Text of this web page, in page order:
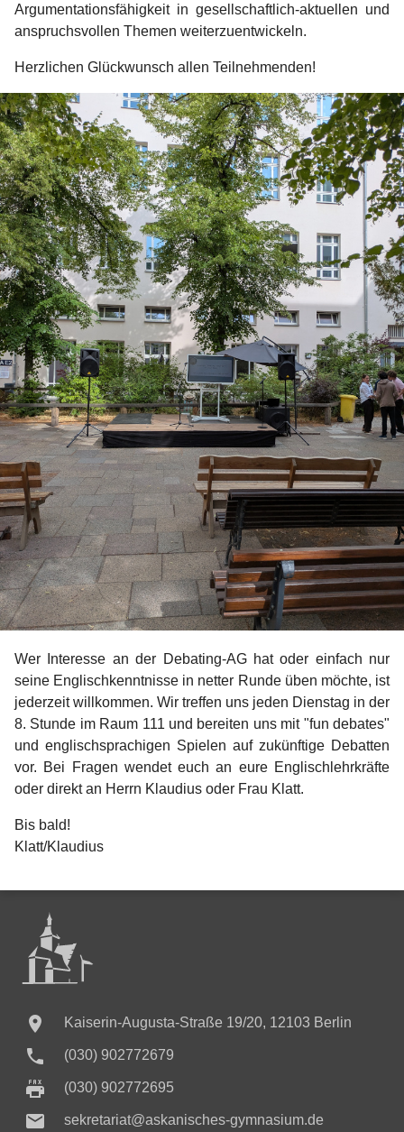
Argumentationsfähigkeit in gesellschaftlich-aktuellen und
anspruchsvollen Themen weiterzuentwickeln.
Herzlichen Glückwunsch allen Teilnehmenden!
Wer Interesse an der Debating-AG hat oder einfach nur
seine Englischkenntnisse in netter Runde üben möchte, ist
jederzeit willkommen. Wir treffen uns jeden Dienstag in der
8. Stunde im Raum 111 und bereiten uns mit "fun debates"
und englischsprachigen Spielen auf zukünftige Debatten
vor. Bei Fragen wendet euch an eure Englischlehrkräfte
oder direkt an Herrn Klaudius oder Frau Klatt.
Bis bald!
Klatt/Klaudius
 Kaiserin-Augusta-Straße 19/20, 12103 Berlin
 (030) 902772679
(030) 902772695
 sekretariat@askanisches-gymnasium.de